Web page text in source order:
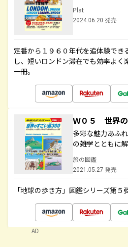
Plat
2024.06.20 発売
定番から１９６０年代を追体験でき
し、短いロンドン滞在でも効率よく
一冊。
Ｗ０５ 世界
多彩な魅力あふ
の雑学とともに
旅の図鑑
2021.05.27 発売
「地球の歩き方」図鑑シリーズ第５
AD